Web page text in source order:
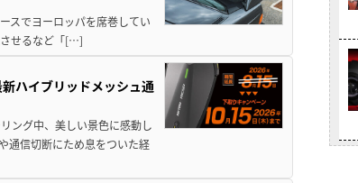
スでヨーロッパを席巻してい
させるなど「[…]
ハイブリッドメッシュ通
ング中、美しい景色に感動し
通信切断にため息をついた経